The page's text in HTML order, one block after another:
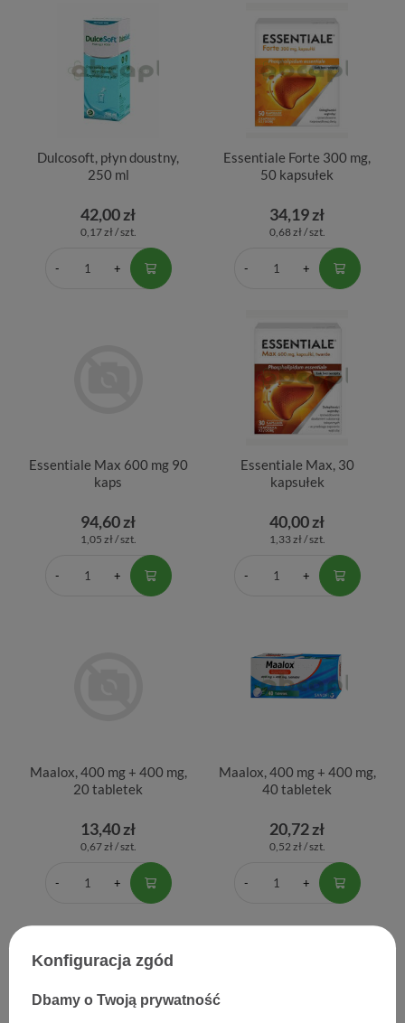
Dulcosoft, płyn doustny,
250 ml
42,00 zł
0,17 zł / szt.
Essentiale Forte 300 mg,
50 kapsułek
34,19 zł
0,68 zł / szt.
Essentiale Max 600 mg 90
kaps
94,60 zł
1,05 zł / szt.
Essentiale Max, 30
kapsułek
40,00 zł
1,33 zł / szt.
Maalox, 400 mg + 400 mg,
20 tabletek
13,40 zł
0,67 zł / szt.
Maalox, 400 mg + 400 mg,
40 tabletek
20,72 zł
0,52 zł / szt.
Konfiguracja zgód
Dbamy o Twoją prywatność